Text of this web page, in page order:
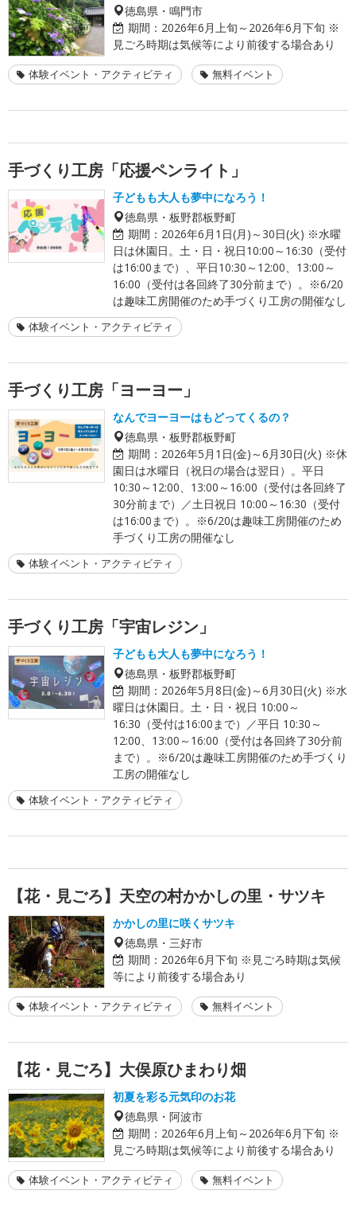
徳島県・鳴門市
期間： 2026年6月上旬～2026年6月下旬 ※
見ごろ時期は気候等により前後する場合あり
体験イベント・アクティビティ 無料イベント
手づくり工房「応援ペンライト」
子どもも大人も夢中になろう！
徳島県・板野郡板野町
期間： 2026年6月1日(月)～30日(火) ※水曜
日は休園日。土・日・祝日10:00～16:30（受付
は16:00まで）、平日10:30～12:00、13:00～
16:00（受付は各回終了30分前まで）。※6/20
は趣味工房開催のため手づくり工房の開催なし
体験イベント・アクティビティ
手づくり工房「ヨーヨー」
なんでヨーヨーはもどってくるの？
徳島県・板野郡板野町
期間： 2026年5月1日(金)～6月30日(火) ※休
園日は水曜日（祝日の場合は翌日）。平日
10:30～12:00、13:00～16:00（受付は各回終了
30分前まで）／土日祝日 10:00～16:30（受付
は16:00まで）。※6/20は趣味工房開催のため
手づくり工房の開催なし
体験イベント・アクティビティ
手づくり工房「宇宙レジン」
子どもも大人も夢中になろう！
徳島県・板野郡板野町
期間： 2026年5月8日(金)～6月30日(火) ※水
曜日は休園日。土・日・祝日 10:00～
16:30（受付は16:00まで）／平日 10:30～
12:00、13:00～16:00（受付は各回終了30分前
まで）。※6/20は趣味工房開催のため手づくり
工房の開催なし
体験イベント・アクティビティ
【花・見ごろ】天空の村かかしの里・サツキ
かかしの里に咲くサツキ
徳島県・三好市
期間： 2026年6月下旬 ※見ごろ時期は気候
等により前後する場合あり
体験イベント・アクティビティ 無料イベント
【花・見ごろ】大俣原ひまわり畑
初夏を彩る元気印のお花
徳島県・阿波市
期間： 2026年6月上旬～2026年6月下旬 ※
見ごろ時期は気候等により前後する場合あり
体験イベント・アクティビティ 無料イベント